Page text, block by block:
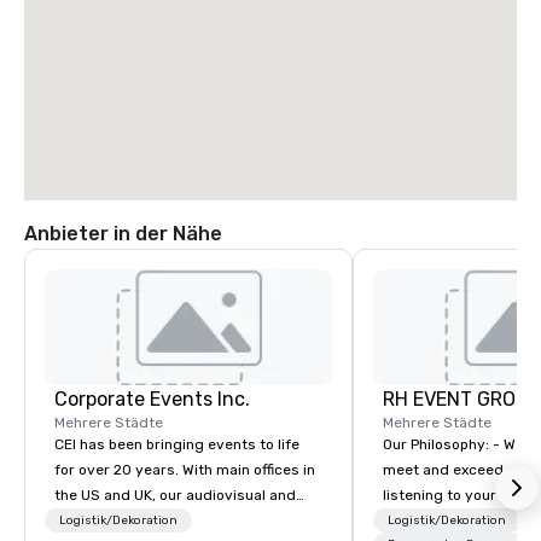
Anbieter in der Nähe
Corporate Events Inc.
Mehrere Städte
CEI has been bringing events to life
for over 20 years. With main offices in
the US and UK, our audiovisual and
production company is equipped to
Logistik/Dekoration
RH EVENT
Mehrere Städte
Our Philosophy: - We consistently
meet and exceed
listening to your
sure you gain the
Logistik/Dekoration